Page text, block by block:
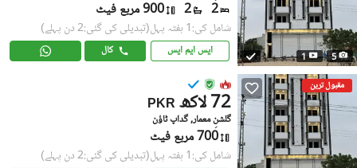
5
1
2
2 900 مربع فیٹ
شامل کی:1 ہفتہ پہل (تبدیلی کی گئی:2 دن پہلے)
ایس ایم ایس کال
مقبول ترین
PKR 72 لاکھ
گلشنِ معمار, گداپ ٹاؤن
700 مربع فیٹ
شامل کی:1 ہفتہ پہل (تبدیلی کی گئی:2 دن پہلے)